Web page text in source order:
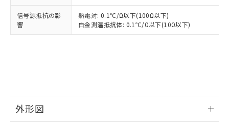
信号源抵抗の影
響
熱電対: 0.1℃/Ω以下(100Ω以下)
白金測温抵抗体: 0.1℃/Ω以下(10Ω以下)
外形図